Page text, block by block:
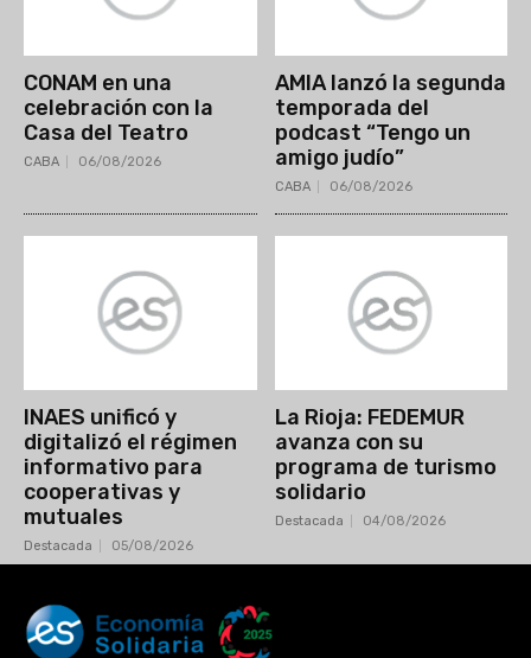
CONAM en una
celebración con la
Casa del Teatro
CABA 06/08/2026
AMIA lanzó la segunda
temporada del
podcast “Tengo un
amigo judío”
CABA 06/08/2026
INAES unificó y
digitalizó el régimen
informativo para
cooperativas y
mutuales
Destacada 05/08/2026
La Rioja: FEDEMUR
avanza con su
programa de turismo
solidario
Destacada 04/08/2026